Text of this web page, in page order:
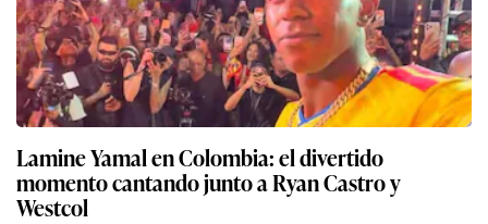
Lamine Yamal en Colombia: el divertido
momento cantando junto a Ryan Castro y
Westcol